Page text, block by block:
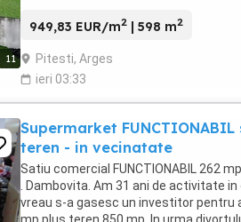
11
949,83 EUR/m2 | 598 m2
Pitesti, Arges
ieri 03:33
Supermarket FUNCTIONABIL
teren - in vecinatate
Satiu comercial FUNCTIONABIL 262
. Dambovita. Am 31 ani de activitate
vreau s-a gasesc un investitor pentru